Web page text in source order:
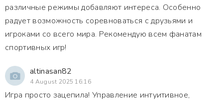
различные режимы добавляют интереса. Особенно
радует возможность соревноваться с друзьями и
игроками со всего мира. Рекомендую всем фанатам
спортивных игр!
altinasan82
4 August 2025 16:16
Игра просто зацепила! Управление интуитивное,